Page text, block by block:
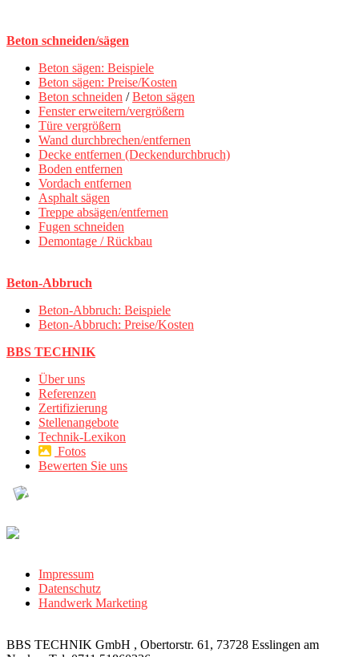
Beton schneiden/sägen
Beton sägen: Beispiele
Beton sägen: Preise/Kosten
Beton schneiden /Beton sägen
Fenster erweitern/vergrößern
Türe vergrößern
Wand durchbrechen/entfernen
Decke entfernen (Deckendurchbruch)
Boden entfernen
Vordach entfernen
Asphalt sägen
Treppe absägen/entfernen
Fugen schneiden
Demontage / Rückbau
Beton-Abbruch
Beton-Abbruch: Beispiele
Beton-Abbruch: Preise/Kosten
BBS TECHNIK
Über uns
Referenzen
Zertifizierung
Stellenangebote
Technik-Lexikon
Fotos
Bewerten Sie uns
Impressum
Datenschutz
Handwerk Marketing
BBS TECHNIK GmbH , Obertorstr. 61, 73728 Esslingen am